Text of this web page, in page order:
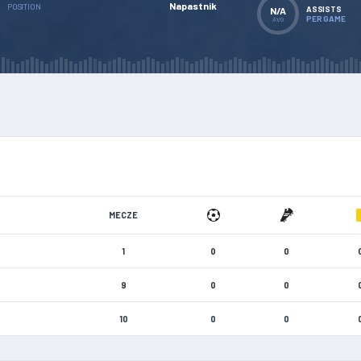
POSITION Napastnik N/A
AVG
ASSISTS
PER GAME
MECZE
1 0 0
9 0 0
10 0 0